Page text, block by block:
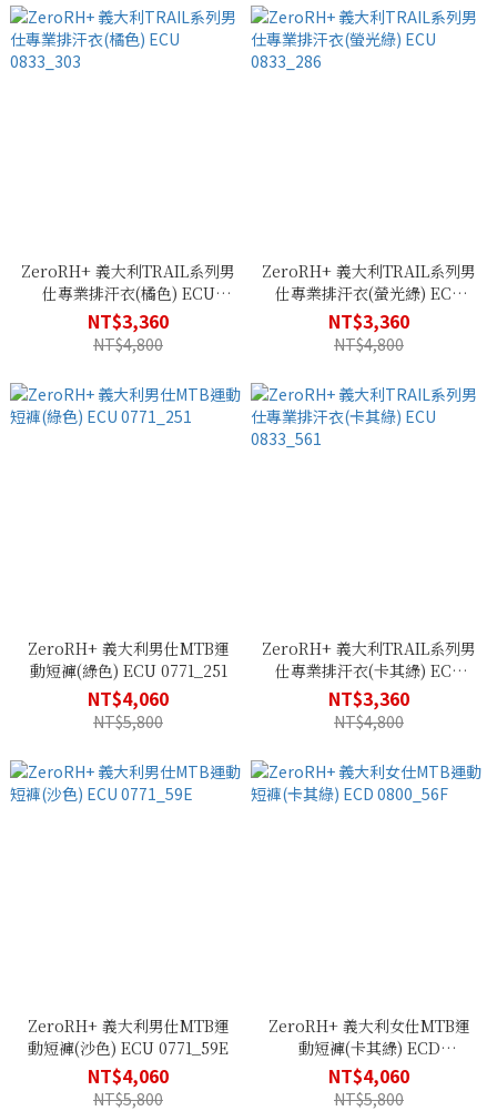
ZeroRH+ 義大利TRAIL系列男
仕專業排汗衣(橘色) ECU
0833_303
NT$3,360
NT$4,800
ZeroRH+ 義大利TRAIL系列男
仕專業排汗衣(螢光綠) ECU
0833_286
NT$3,360
NT$4,800
ZeroRH+ 義大利男仕MTB運
動短褲(綠色) ECU 0771_251
NT$4,060
NT$5,800
ZeroRH+ 義大利TRAIL系列男
仕專業排汗衣(卡其綠) ECU
0833_561
NT$3,360
NT$4,800
ZeroRH+ 義大利男仕MTB運
動短褲(沙色) ECU 0771_59E
NT$4,060
NT$5,800
ZeroRH+ 義大利女仕MTB運
動短褲(卡其綠) ECD
0800_56F
NT$4,060
NT$5,800